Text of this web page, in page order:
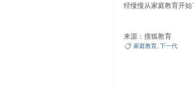
经慢慢从家庭教育开始
来源：搜狐教育
家庭教育, 下一代